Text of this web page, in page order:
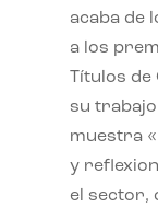
acaba de
a los
Títulos de
su trabajo
muestra
y
el sector,